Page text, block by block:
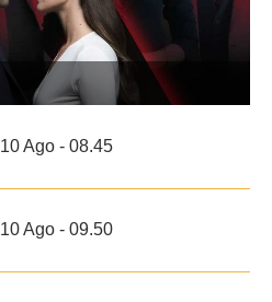
10 Ago - 08.45
10 Ago - 09.50